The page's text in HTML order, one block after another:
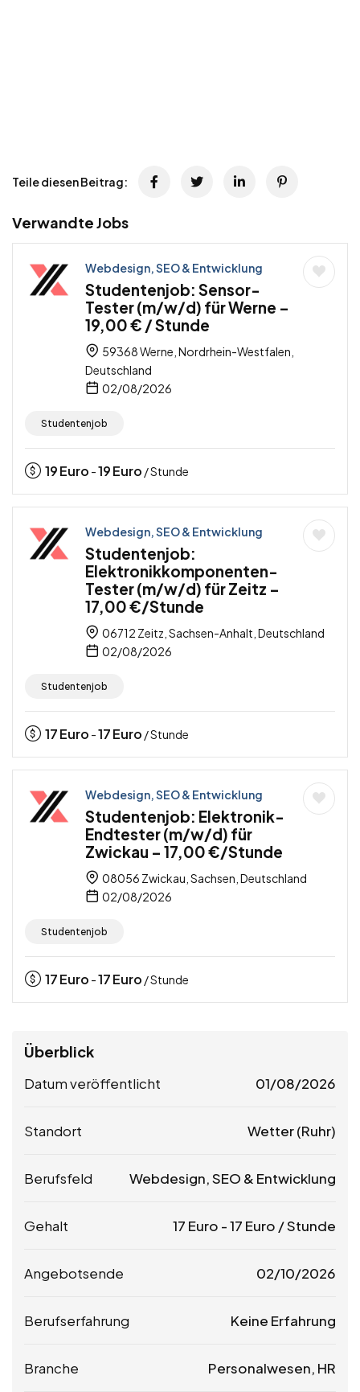
Teile diesen Beitrag:
Verwandte Jobs
Webdesign, SEO & Entwicklung
Studentenjob: Sensor-
Tester (m/w/d) für Werne –
19,00 € / Stunde
59368 Werne, Nordrhein-Westfalen,
Deutschland
02/08/2026
Studentenjob
19Euro -19Euro / Stunde
Webdesign, SEO & Entwicklung
Studentenjob:
Elektronikkomponenten-
Tester (m/w/d) für Zeitz –
17,00 €/Stunde
06712 Zeitz, Sachsen-Anhalt, Deutschland
02/08/2026
Studentenjob
17Euro -17Euro / Stunde
Webdesign, SEO & Entwicklung
Studentenjob: Elektronik-
Endtester (m/w/d) für
Zwickau – 17,00 €/Stunde
08056 Zwickau, Sachsen, Deutschland
02/08/2026
Studentenjob
17Euro -17Euro / Stunde
Überblick
Datum veröffentlicht 01/08/2026
Standort Wetter (Ruhr)
Berufsfeld Webdesign, SEO & Entwicklung
Gehalt 17 Euro -17 Euro / Stunde
Angebotsende 02/10/2026
Berufserfahrung Keine Erfahrung
Branche Personalwesen, HR